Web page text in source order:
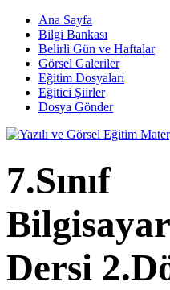
Ana Sayfa
Bilgi Bankası
Belirli Gün ve Haftalar
Görsel Galeriler
Eğitim Dosyaları
Eğitici Şiirler
Dosya Gönder
7.Sınıf
Bilgisayar
Dersi